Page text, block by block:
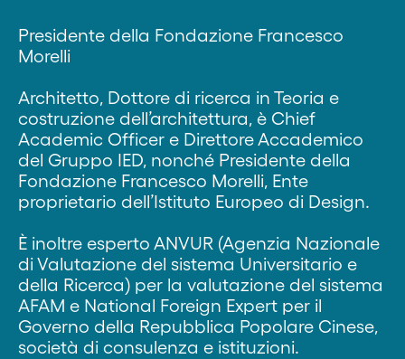
Presidente della Fondazione Francesco
Morelli
Architetto, Dottore di ricerca in Teoria e
costruzione dell’architettura, è Chief
Academic Officer e Direttore Accademico
del Gruppo IED, nonché Presidente della
Fondazione Francesco Morelli, Ente
proprietario dell’Istituto Europeo di Design.
È inoltre esperto ANVUR (Agenzia Nazionale
di Valutazione del sistema Universitario e
della Ricerca) per la valutazione del sistema
AFAM e National Foreign Expert per il
Governo della Repubblica Popolare Cinese,
società di consulenza e istituzioni.